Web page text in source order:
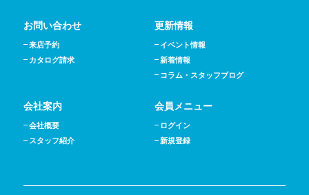
お問い合わせ
来店予約
カタログ請求
更新情報
イベント情報
新着情報
コラム・スタッフブログ
会社案内
会社概要
スタッフ紹介
会員メニュー
ログイン
新規登録